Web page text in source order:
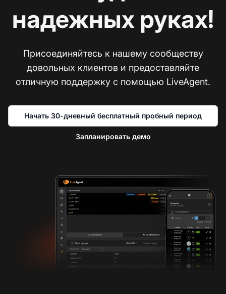
надежных руках!
Присоединяйтесь к нашему сообществу
довольных клиентов и предоставляйте
отличную поддержку с помощью LiveAgent.
Начать 30-дневный бесплатный пробный период
Запланировать демо